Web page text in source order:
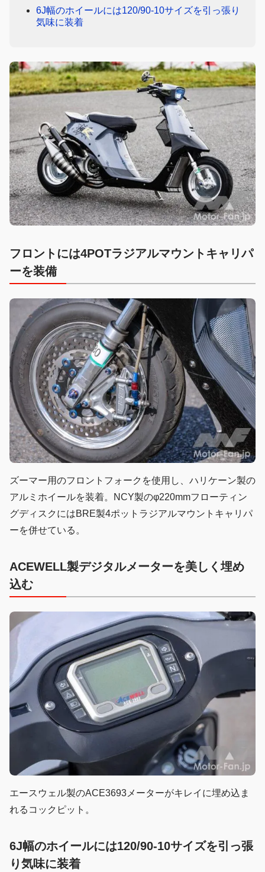
6J幅のホイールには120/90-10サイズを引っ張り
気味に装着
フロントには4POTラジアルマウントキャリパ
ーを装備
ズーマー用のフロントフォークを使用し、ハリケーン製の
アルミホイールを装着。NCY製のφ220mmフローティン
グディスクにはBRE製4ポットラジアルマウントキャリパ
ーを併せている。
ACEWELL製デジタルメーターを美しく埋め
込む
エースウェル製のACE3693メーターがキレイに埋め込ま
れるコックピット。
6J幅のホイールには120/90-10サイズを引っ張
り気味に装着